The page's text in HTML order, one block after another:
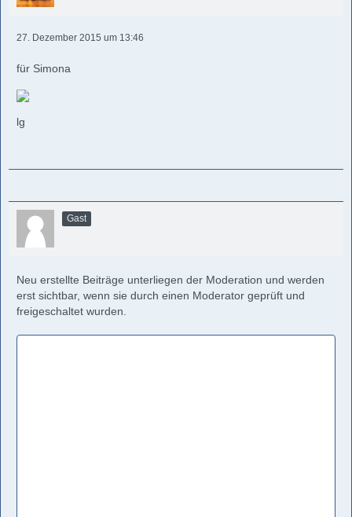
27. Dezember 2015 um 13:46
für Simona
lg
Gast
Neu erstellte Beiträge unterliegen der Moderation und werden
erst sichtbar, wenn sie durch einen Moderator geprüft und
freigeschaltet wurden.